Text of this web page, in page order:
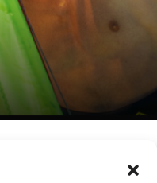
à Long
des